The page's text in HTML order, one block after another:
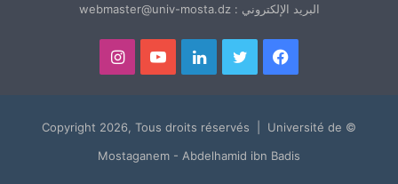
البريد الإلكتروني : webmaster@univ-mosta.dz
فيسبوك تويتر لينكدإنيوتيوبانستقرام
© Copyright 2026, Tous droits réservés | Université de
Mostaganem - Abdelhamid ibn Badis